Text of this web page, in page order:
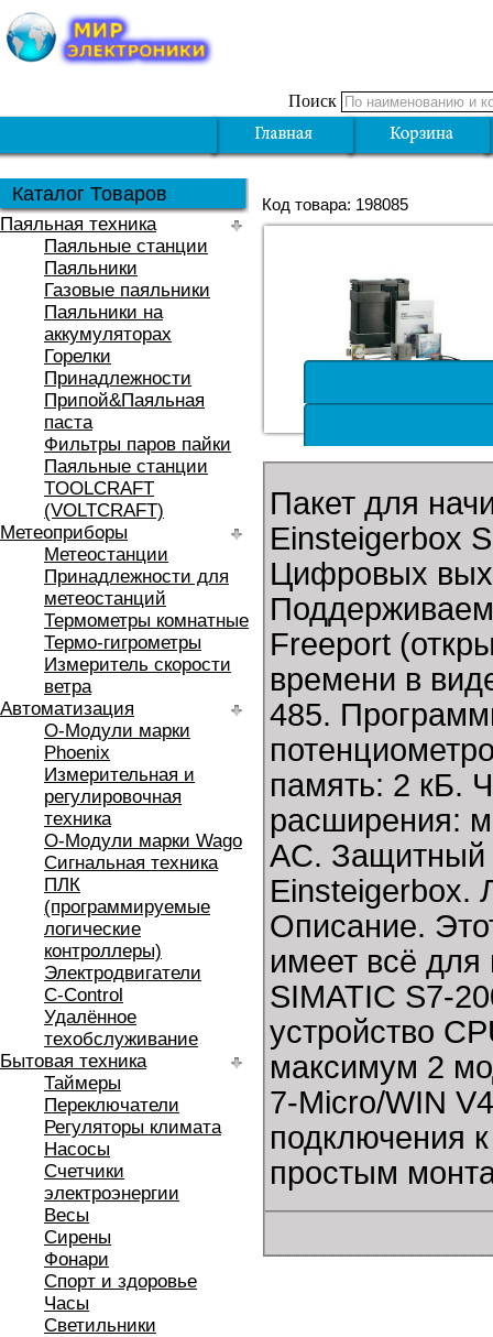
Поиск
Каталог Товаров
Паяльная техника
Паяльные станции
Паяльники
Газовые паяльники
Паяльники на
аккумуляторах
Горелки
Принадлежности
Припой&Паяльная
паста
Фильтры паров пайки
Паяльные станции
TOOLCRAFT
(VOLTCRAFT)
Метеоприборы
Метеостанции
Принадлежности для
метеостанций
Термометры комнатные
Термо-гигрометры
Измеритель скорости
ветра
Автоматизация
O-Модули марки
Phoenix
Измерительная и
регулировочная
техника
O-Модули марки Wago
Сигнальная техника
ПЛК
(программируемые
логические
контроллеры)
Электродвигатели
C-Control
Удалённое
техобслуживание
Бытовая техника
Таймеры
Переключатели
Регуляторы климата
Насосы
Счетчики
электроэнергии
Весы
Сирены
Фонари
Спорт и здоровье
Часы
Светильники
Код товара: 198085
Пакет для
Einsteigerbox
Цифровых
Freeport
времени в
485.
память: 2 кБ.
расширения:
АC. Защитный
Einsteigerbox.
Описание.
имеет всё
SIMATIC S7-
устройство
максимум 2
7-Micro/WIN
подключения
простым